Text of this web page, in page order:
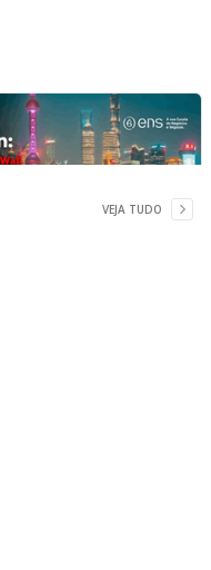
VEJA TUDO